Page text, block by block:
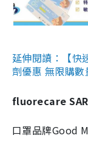
延伸閱讀：【快
劑優惠 無限購
fluorecare
口罩品牌Good